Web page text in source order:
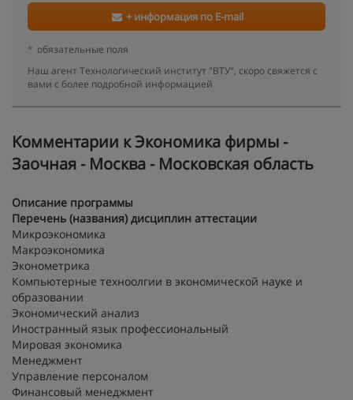
+ информация по E-mail
* обязательные поля
Наш агент Технологический институт "ВТУ", скоро свяжется с
вами с более подробной информацией
Kомментарии к Экономика фирмы -
Заочная - Москва - Московская область
Описание программы
Перечень (названия) дисциплин аттестации
Микроэкономика
Макроэкономика
Эконометрика
Компьютерные техноолгии в экономической науке и
образовании
Экономический анализ
Иностранный язык профессиональный
Мировая экономика
Менеджмент
Управление персоналом
Финансовый менеджмент